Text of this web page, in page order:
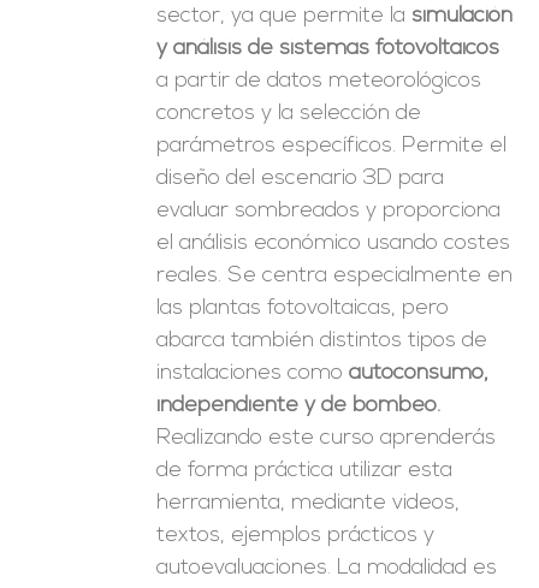
sector, ya que permite la simulación
y análisis de sistemas fotovoltaicos
a partir de datos meteorológicos
concretos y la selección de
parámetros específicos. Permite el
diseño del escenario 3D para
evaluar sombreados y proporciona
el análisis económico usando costes
reales. Se centra especialmente en
las plantas fotovoltaicas, pero
abarca también distintos tipos de
instalaciones comoautoconsumo,
independiente y de bombeo.
Realizando este curso aprenderás
de forma práctica utilizar esta
herramienta, mediante videos,
textos, ejemplos prácticos y
autoevaluaciones. La modalidad es